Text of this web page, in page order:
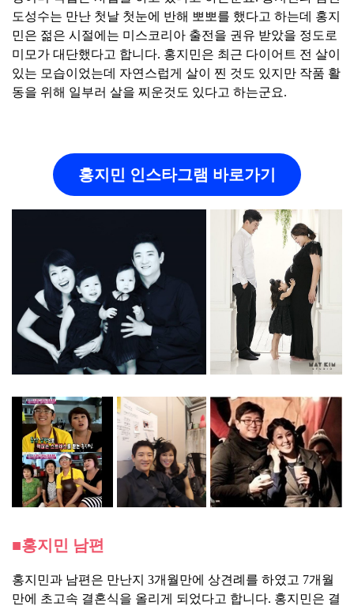
도성수는 만난 첫날 첫눈에 반해 뽀뽀를 했다고 하는데 홍지
민은 젊은 시절에는 미스코리아 출전을 권유 받았을 정도로
미모가 대단했다고 합니다. 홍지민은 최근 다이어트 전 살이
있는 모습이었는데 자연스럽게 살이 찐 것도 있지만 작품 활
동을 위해 일부러 살을 찌운것도 있다고 하는군요.
홍지민 인스타그램 바로가기
■홍지민 남편
홍지민과 남편은 만난지 3개월만에 상견례를 하였고 7개월
만에 초고속 결혼식을 올리게 되었다고 합니다. 홍지민은 결